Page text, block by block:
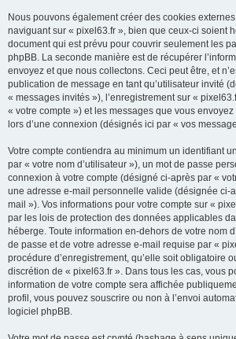
Nous pouvons également créer des cookies
naviguant sur « pixel63.fr », bien que ceux-ci soient
document qui est prévu pour couvrir seulement les
phpBB. La seconde manière est de récupérer
envoyez et que nous collectons. Ceci peut être, et
publication de message en tant qu’utilisateur invité
« messages invités »), l’enregistrement sur «
« votre compte ») et les messages que vous
lors d’une connexion (désignés ici par « vos
Votre compte contiendra au minimum un identifiant
par « votre nom d’utilisateur »), un mot de passe
connexion à votre compte (désigné ci-après par «
une adresse e-mail personnelle valide (désignée ci-
mail »). Vos informations pour votre compte sur «
par les lois de protection des données applicables
héberge. Toute information en-dehors de votre nom
de passe et de votre adresse e-mail requise par «
procédure d’enregistrement, qu’elle soit obligatoire
discrétion de « pixel63.fr ». Dans tous les cas, vous
information de votre compte sera affichée
profil, vous pouvez souscrire ou non à l’envoi
logiciel phpBB.